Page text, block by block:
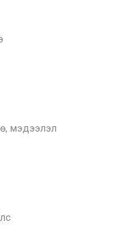
мэдээлэл